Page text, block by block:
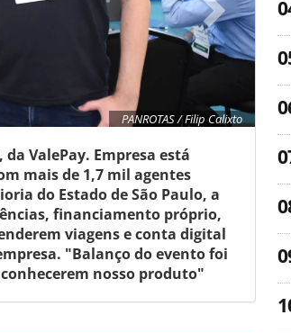
PANROTAS / Filip Calixto
ValePay. Empresa está
mais de 1,7 mil agentes
do Estado de São Paulo, a
financiamento próprio,
viagens e conta digital
"Balanço do evento foi
nosso produto"